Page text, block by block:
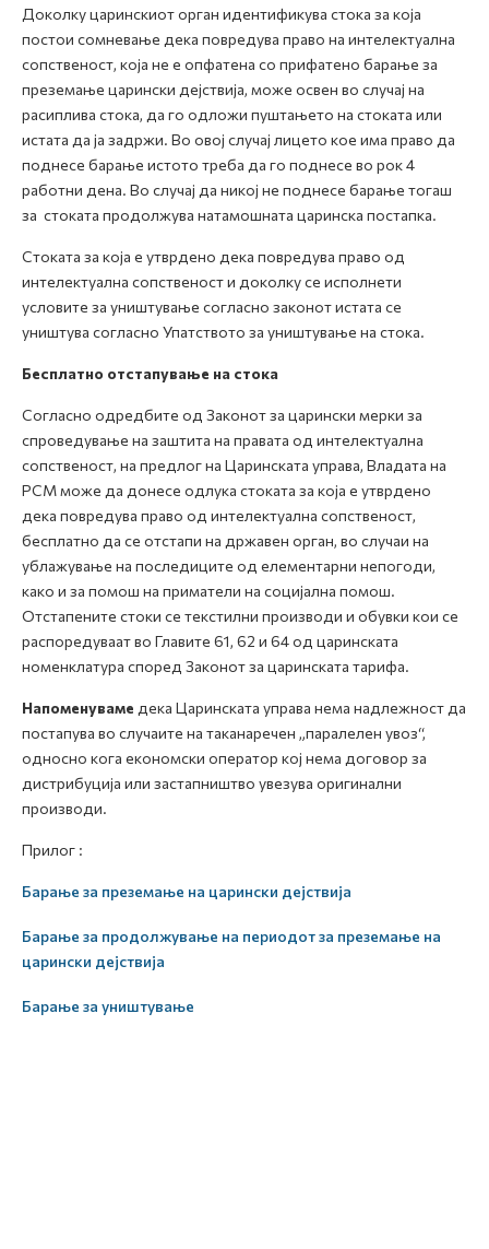
Доколку царинскиот орган идентификува стока за која
постои сомневање дека повредува право на интелектуална
сопственост, која не е опфатенa со прифатено барање за
преземање царински дејствија, може освен во случај на
расиплива стока, да го одложи пуштањето на стоката или
истата да ја задржи. Во овој случај лицето кое има право да
поднесе барање истото треба да го поднесе во рок 4
работни дена. Во случај да никој не поднесе барање тогаш
за стоката продолжува натамошната царинска постапка.
Стоката за која е утврдено дека повредува право од
интелектуална сопственост и доколку се исполнети
условите за уништување согласно законот истата се
уништува согласно Упатството за уништување на стока.
Бесплатно отстапување на стока
Согласно одредбите од Законот за царински мерки за
спроведување на заштита на правата од интелектуална
сопственост, на предлог на Царинската управа, Владата на
РСМ може да донесе одлука стоката за која е утврдено
дека повредува право од интелектуална сопственост,
бесплатно да се отстапи на државен орган, во случаи на
ублажување на последиците од елементарни непогоди,
како и за помош на приматели на социјална помош.
Oтстапените стоки се текстилни производи и обувки кои се
распоредуваат во Главите 61, 62 и 64 од царинската
номенклатура според Законот за царинската тарифа.
Напоменуваме дека Царинската управа нема надлежност да
постапува во случаите на таканаречен „паралелен увоз“,
односно кога економски оператор кој нема договор за
дистрибуција или застапништво увезува оригинални
производи.
Прилог :
Барање за преземање на царински дејствија
Барање за продолжување на периодот за преземање на
царински дејствија
Барање за уништување